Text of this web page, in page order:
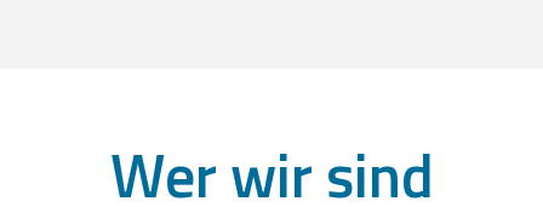
Wer wir sind